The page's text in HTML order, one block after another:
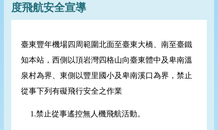
度飛航安全宣導
臺東豐年機場四周範圍北面至臺東大橋、南至臺鐵
知本站，西側以頂岩灣四格山向臺東體中及卑南溫
泉村為界、東側以豐里國小及卑南溪口為界，禁止
從事下列有礙飛行安全之作業
1.禁止從事遙控無人機飛航活動。